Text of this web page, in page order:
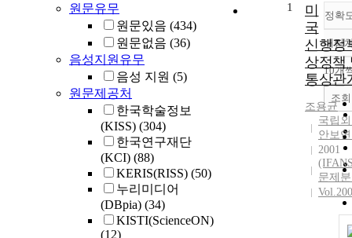
원문유무
원문있음 (434)
원문없음 (36)
음성지원유무
음성 지원 (5)
원문제공처
한국학술정보
(KISS) (304)
한국연구재단
(KCI) (88)
KERIS(RISS) (50)
누리미디어
(DBpia) (34)
KISTI(ScienceON)
(12)
정확
내림
10개
조회
1
미
국
신행정
상정책
통상관
조용균
국립
안보
2001
문제